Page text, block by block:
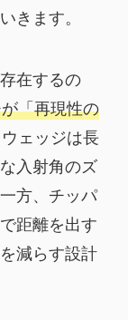
きます。
在するの
「再現性の
ェッジは長
入射角のズ
方、チッパ
距離を出す
減らす設計